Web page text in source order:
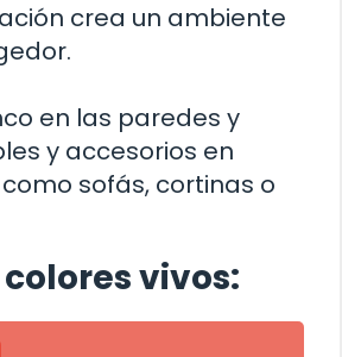
crea un ambiente
en las paredes y
y accesorios en
sofás, cortinas o
vivos: